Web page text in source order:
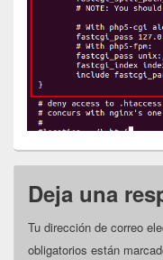
Deja una
Tu dirección de correo
obligatorios están